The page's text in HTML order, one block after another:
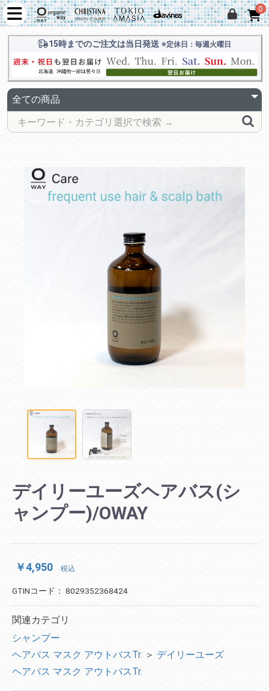
0
15時までのご注文は当日発送 ※定休日：毎週火曜日
デイリーユーズヘアバス(シ
ャンプー)/OWAY
￥4,950 税込
GTINコード： 8029352368424
関連カテゴリ
シャンプー
ヘアバス マスク アウトバスTr. ＞ デイリーユーズ
ヘアバス マスク アウトバスTr.